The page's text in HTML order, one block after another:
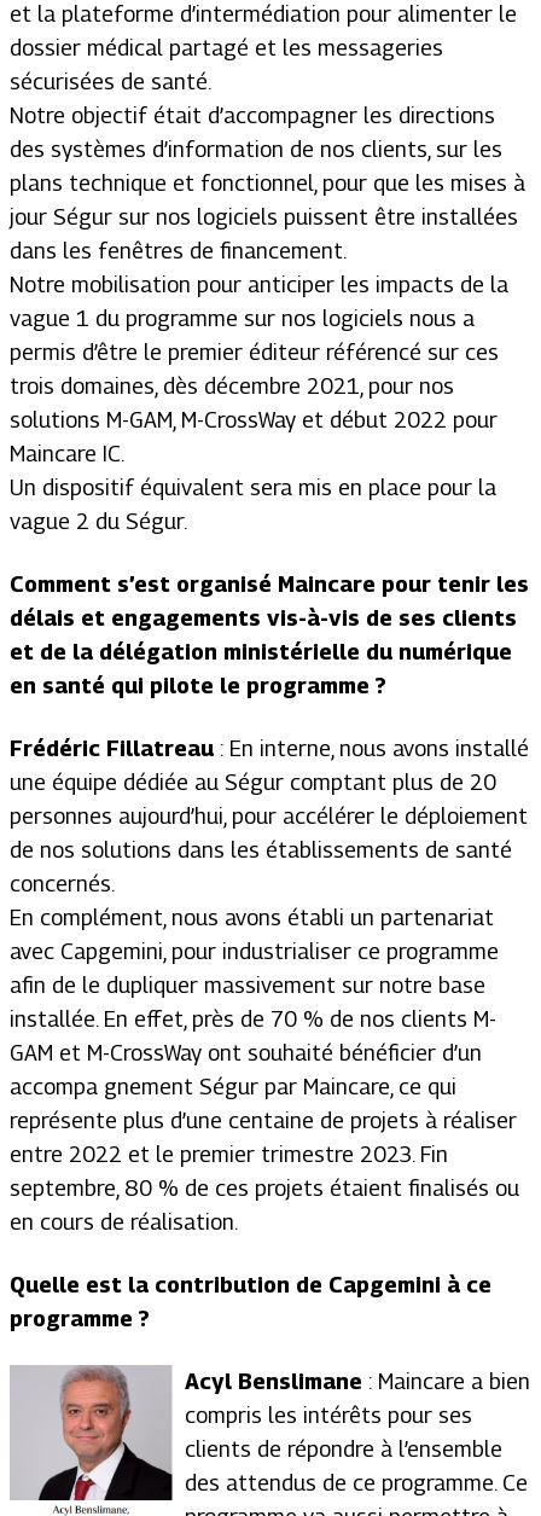
et la plateforme d’intermédiation pour alimenter le
dossier médical partagé et les messageries
sécurisées de santé.
Notre objectif était d’accompagner les directions
des systèmes d’information de nos clients, sur les
plans technique et fonctionnel, pour que les mises à
jour Ségur sur nos logiciels puissent être installées
dans les fenêtres de financement.
Notre mobilisation pour anticiper les impacts de la
vague 1 du programme sur nos logiciels nous a
permis d’être le premier éditeur référencé sur ces
trois domaines, dès décembre 2021, pour nos
solutions M-GAM, M-CrossWay et début 2022 pour
Maincare IC.
Un dispositif équivalent sera mis en place pour la
vague 2 du Ségur.
Comment s’est organisé Maincare pour tenir les
délais et engagements vis-à-vis de ses clients
et de la délégation ministérielle du numérique
en santé qui pilote le programme ?
Frédéric Fillatreau : En interne, nous avons installé
une équipe dédiée au Ségur comptant plus de 20
personnes aujourd’hui, pour accélérer le déploiement
de nos solutions dans les établissements de santé
concernés.
En complément, nous avons établi un partenariat
avec Capgemini, pour industrialiser ce programme
afin de le dupliquer massivement sur notre base
installée. En effet, près de 70 % de nos clients M-
GAM et M-CrossWay ont souhaité bénéficier d’un
accompa gnement Ségur par Maincare, ce qui
représente plus d’une centaine de projets à réaliser
entre 2022 et le premier trimestre 2023. Fin
septembre, 80 % de ces projets étaient finalisés ou
en cours de réalisation.
Quelle est la contribution de Capgemini à ce
programme ?
Acyl Benslimane : Maincare a bien
compris les intérêts pour ses
clients de répondre à l’ensemble
des attendus de ce programme. Ce